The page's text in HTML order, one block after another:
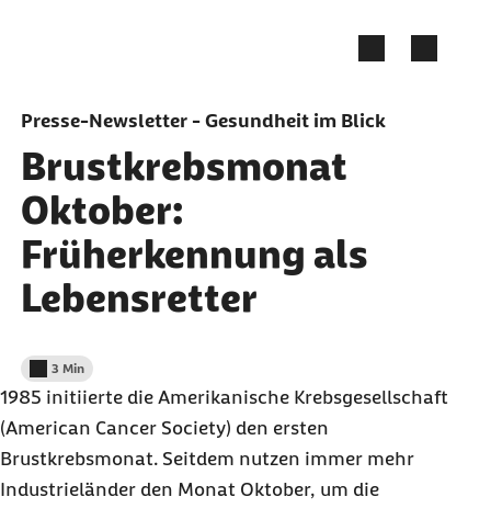
Presse-Newsletter - Gesundheit im Blick
Brustkrebsmonat
Oktober:
Früherkennung als
Lebensretter
Lesedauer weniger als
3 Min
1985 initiierte die Amerikanische Krebsgesellschaft
(American Cancer Society) den ersten
Brustkrebsmonat. Seitdem nutzen immer mehr
Industrieländer den Monat Oktober, um die